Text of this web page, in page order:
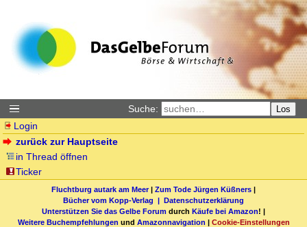
Suche: Los
Login
zurück zur Hauptseite
in Thread öffnen
Ticker
Fluchtburg autark am Meer| Zum Tode Jürgen Küßners |
Bücher vom Kopp-Verlag | Datenschutzerklärung
Unterstützen Sie das Gelbe Forum durch Käufe bei Amazon! |
Weitere Buchempfehlungen und Amazonnavigation | Cookie-Einstellungen